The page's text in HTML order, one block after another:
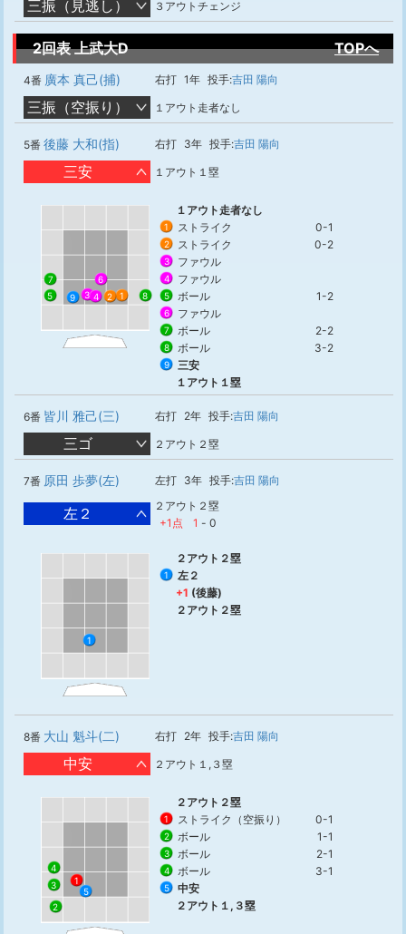
三振（見逃し） ３アウトチェンジ
2回表 上武大D TOPへ
4番 廣本 真己(捕) 右打 1年 投手:吉田 陽向
三振（空振り） １アウト走者なし
5番 後藤 大和(指) 右打 3年 投手:吉田 陽向
三安 １アウト１塁
1
2
3 4
5
6
7
8
9
１アウト走者なし
1 ストライク 0-1
2 ストライク 0-2
3 ファウル
4 ファウル
5 ボール 1-2
6 ファウル
7 ボール 2-2
8 ボール 3-2
9
三安
１アウト１塁
6番 皆川 雅己(三) 右打 2年 投手:吉田 陽向
三ゴ ２アウト２塁
7番 原田 歩夢(左) 左打 3年 投手:吉田 陽向
左２
２アウト２塁
+1点
1 - 0
1
２アウト２塁
1
左２
+1 (後藤)
２アウト２塁
8番 大山 魁斗(二) 右打 2年 投手:吉田 陽向
中安 ２アウト１,３塁
1
2
3
4
5
２アウト２塁
1 ストライク（空振り） 0-1
2 ボール 1-1
3 ボール 2-1
4 ボール 3-1
5
中安
２アウト１,３塁